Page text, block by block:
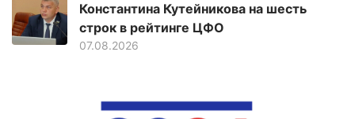
Константина Кутейникова на шесть
строк в рейтинге ЦФО
07.08.2026